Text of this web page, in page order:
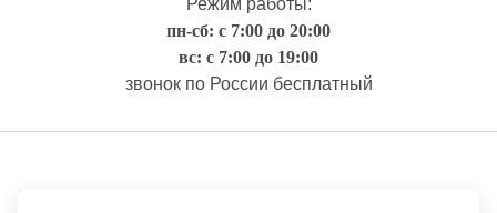
пн-сб: с 7:00 до 20:00
вс: с 7:00 до 19:00
звонок по России бесплатный
Правовая информация